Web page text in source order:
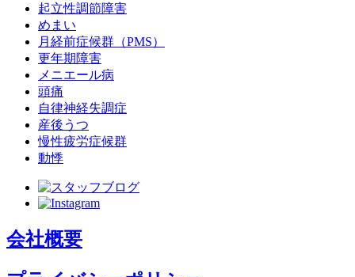
起立性調節障害
めまい
月経前症候群（PMS）
更年期障害
メニエール病
頭痛
自律神経失調症
産後うつ
慢性疲労症候群
動悸
会社概要